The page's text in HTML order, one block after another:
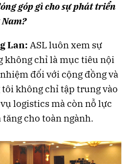
góp gì cho sự phát triển
Lan: ASL luôn xem sự
không chỉ là mục tiêu nội
đối với cộng đồng và
không chỉ tập trung vào
logistics mà còn nỗ lực
cho toàn ngành.